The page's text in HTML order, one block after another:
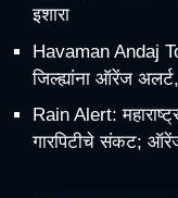
इशारा
Havaman Andaj
जिल्ह्यांना ऑरेंज अलर्ट,
Rain Alert:
गारपिटीचे संकट;